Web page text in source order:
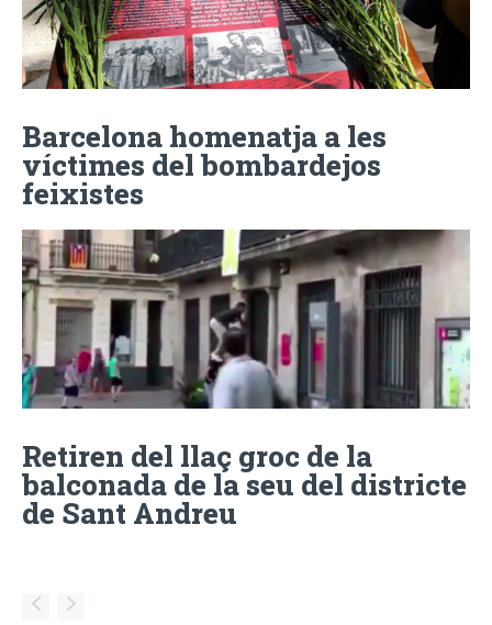
Barcelona homenatja a les
víctimes del bombardejos
feixistes
Retiren del llaç groc de la
balconada de la seu del districte
de Sant Andreu